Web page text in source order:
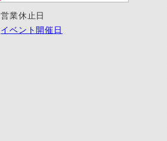
営業休止日
イベント開催日